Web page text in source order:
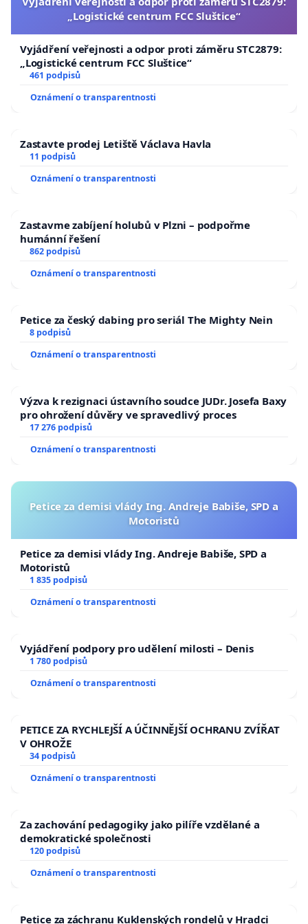
Já, Anna Mikolášková
narozena 30.12.1999 v Brně
jsem založila tuto petici kde chci upozornit na
důležitost začít řešit tresty za týrání zvířat.
Níže podepsaní souhlasí s uvedeným textem petice.
nepadl požadujeme pro něj spravedlivý trest.
Dále požadujeme zvýšení trestů za týrání zvířat,
zvíře je živá bytost stejně jako člověk, cítí stejnou
bolest, stejné potřeby jako my lidé, u zvířat je o to
horší že se bohužel nemohou bránit.
nebyly dostatečně potrestáni.
byli schopni přihlížet utrpení živé bytosti.
i když se ještě nevynesl trest pro uvedeného pána:
Jméno a příjmení: Martin Tomaštík
Adresa sídla:
Zahradní 1157, 686 06, Uherské Hradiště
Identifikační číslo osoby: 09304762
Chci sesbírat co nejvíce podpisů aby trestu neunikl.
„Logistické centrum FCC Sluštice“
Vyjádření veřejnosti a odpor proti záměru STC2879:
„Logistické centrum FCC Sluštice“
461 podpisů
Oznámení o transparentnosti
Zastavte prodej Letiště Václava Havla
11 podpisů
Oznámení o transparentnosti
Zastavme zabíjení holubů v Plzni – podpořme
humánní řešení
862 podpisů
Oznámení o transparentnosti
Petice za český dabing pro seriál The Mighty Nein
8 podpisů
Oznámení o transparentnosti
Výzva k rezignaci ústavního soudce JUDr. Josefa Baxy
pro ohrožení důvěry ve spravedlivý proces
17 276 podpisů
Oznámení o transparentnosti
Petice za demisi vlády Ing. Andreje Babiše, SPD a
Motoristů
Petice za demisi vlády Ing. Andreje Babiše, SPD a
Motoristů
1 835 podpisů
Oznámení o transparentnosti
Vyjádření podpory pro udělení milosti – Denis
1 780 podpisů
Oznámení o transparentnosti
PETICE ZA RYCHLEJŠÍ A ÚČINNĚJŠÍ OCHRANU ZVÍŘAT
V OHROŽE
34 podpisů
Oznámení o transparentnosti
Za zachování pedagogiky jako pilíře vzdělané a
demokratické společnosti
120 podpisů
Oznámení o transparentnosti
Petice za záchranu Kuklenských rondelů v Hradci